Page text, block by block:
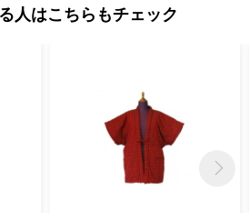
人はこちらもチェック